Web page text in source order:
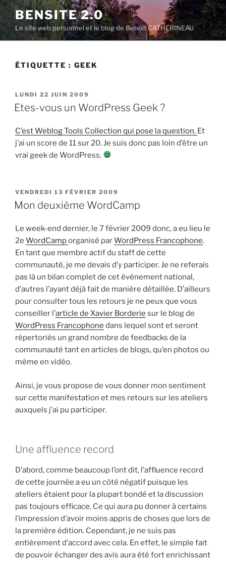
Aller
au
contenu
principal
BENSITE 2.0
Le site web personnel et le blog de Benoît CATHERINEAU
ÉTIQUETTE : GEEK
PUBLIÉ
LE
LUNDI 22 JUIN 2009
Etes-vous un WordPress Geek ?
C’est Weblog Tools Collection qui pose la question. Et
j’ai un score de 11 sur 20. Je suis donc pas loin d’être un
vrai geek de WordPress.
PUBLIÉ
LE
VENDREDI 13 FÉVRIER 2009
Mon deuxième WordCamp
Le week-end dernier, le 7 février 2009 donc, a eu lieu le
2e WordCamporganisé parWordPress Francophone.
En tant que membre actif du staff de cette
communauté, je me devais d’y participer. Je ne referais
pas là un bilan complet de cet événement national,
d’autres l’ayant déjà fait de manière détaillée. D’ailleurs
pour consulter tous les retours je ne peux que vous
conseiller l’article de Xavier Borderie sur le blog de
WordPress Francophone dans lequel sont et seront
répertoriés un grand nombre de feedbacks de la
communauté tant en articles de blogs, qu’en photos ou
même en vidéo.
Ainsi, je vous propose de vous donner mon sentiment
sur cette manifestation et mes retours sur les ateliers
auxquels j’ai pu participer.
Une affluence record
D’abord, comme beaucoup l’ont dit, l’affluence record
de cette journée a eu un côté négatif puisque les
ateliers étaient pour la plupart bondé et la discussion
pas toujours efficace. Ce qui aura pu donner à certains
l’impression d’avoir moins appris de choses que lors de
la première édition. Cependant, je ne suis pas
entièrement d’accord avec cela. En effet, le simple fait
de pouvoir échanger des avis aura été fort enrichissant